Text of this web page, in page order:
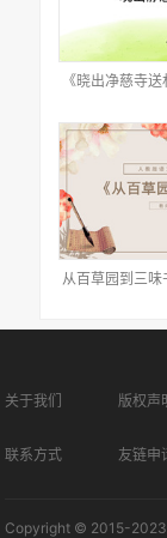
《晓出净慈寺
从百草园到三
关于我们 版权声
联系方式 友链申
Copyright © 2015-2023